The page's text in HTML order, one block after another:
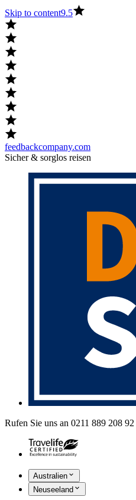
Skip to content9.5
feedbackcompany.com
Sicher & sorglos reisen
Rufen Sie uns an 0211 889 208 92
Australien
Neuseeland